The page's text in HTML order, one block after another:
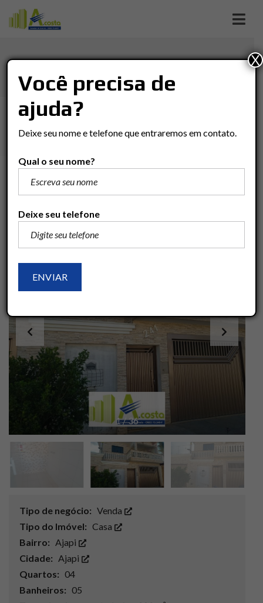
Imóveis Casa
R$745.000
1/36
Tipo de negócio: Venda
Tipo do Imóvel: Casa
Bairro: Ajapi
Cidade: Ajapi
Quartos: 04
Banheiros: 05
Você precisa de
ajuda?
Deixe seu nome e telefone que entraremos em contato.
Qual o seu nome?
Deixe seu telefone
X